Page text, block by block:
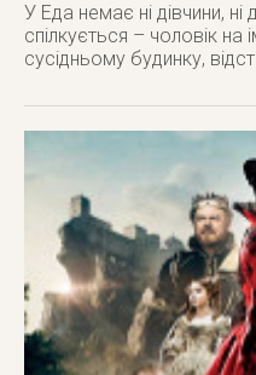
У Еда немає ні дівчини, ні
спілкується – чоловік на
сусідньому будинку,